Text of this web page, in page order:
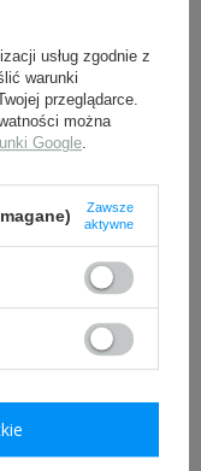
do golenia -
powojenny
7,90 zł
usług zgodnie z
warunki
przeglądarce.
można
Google.
Zawsze
aktywne